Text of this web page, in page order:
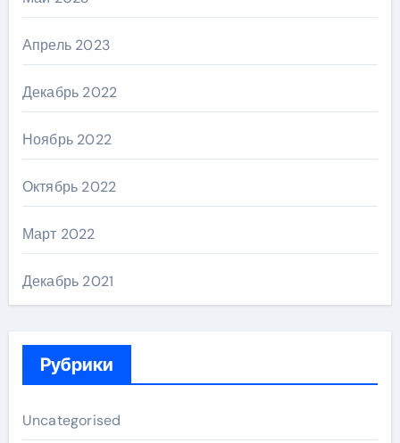
Апрель 2023
Декабрь 2022
Ноябрь 2022
Октябрь 2022
Март 2022
Декабрь 2021
Рубрики
Uncategorised